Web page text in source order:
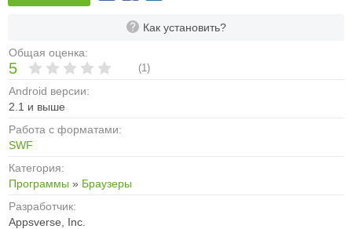
Как установить?
Общая оценка:
5 (1)
Android версии:
2.1 и выше
Работа с форматами:
SWF
Категория:
Программы » Браузеры
Разработчик:
Appsverse, Inc.